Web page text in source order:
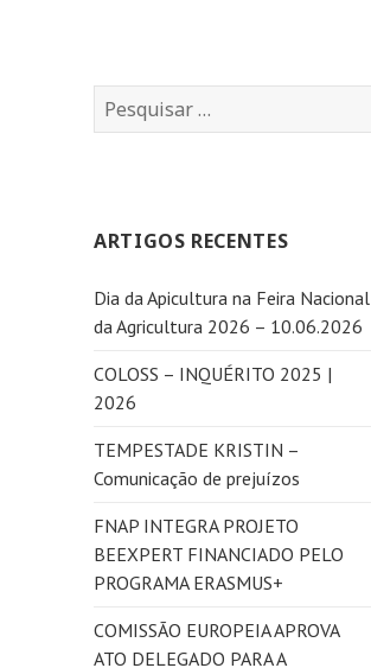
P
e
i
a
r
o
r
:
ARTIGOS RECENTES
Dia da Apicultura na Feira Nacional
da Agricultura 2026 – 10.06.2026
COLOSS – INQUÉRITO 2025 |
2026
TEMPESTADE KRISTIN –
Comunicação de prejuízos
FNAP INTEGRA PROJETO
BEEXPERT FINANCIADO PELO
PROGRAMA ERASMUS+
COMISSÃO EUROPEIA APROVA
ATO DELEGADO PARA A